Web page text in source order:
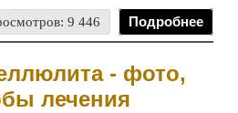
9 446 Подробнее
- фото,
лечения